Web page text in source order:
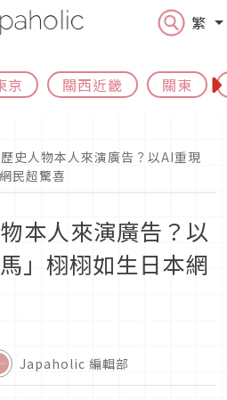
繁
京 關西近畿 關東
史人物本人來演廣告？以AI重現
民超驚喜
本人來演廣告？以
」栩栩如生日本網
Japaholic 編輯部